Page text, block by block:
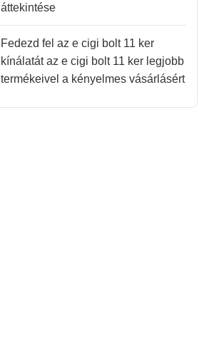
áttekintése
Fedezd fel az e cigi bolt 11 ker
kínálatát az e cigi bolt 11 ker legjobb
termékeivel a kényelmes vásárlásért